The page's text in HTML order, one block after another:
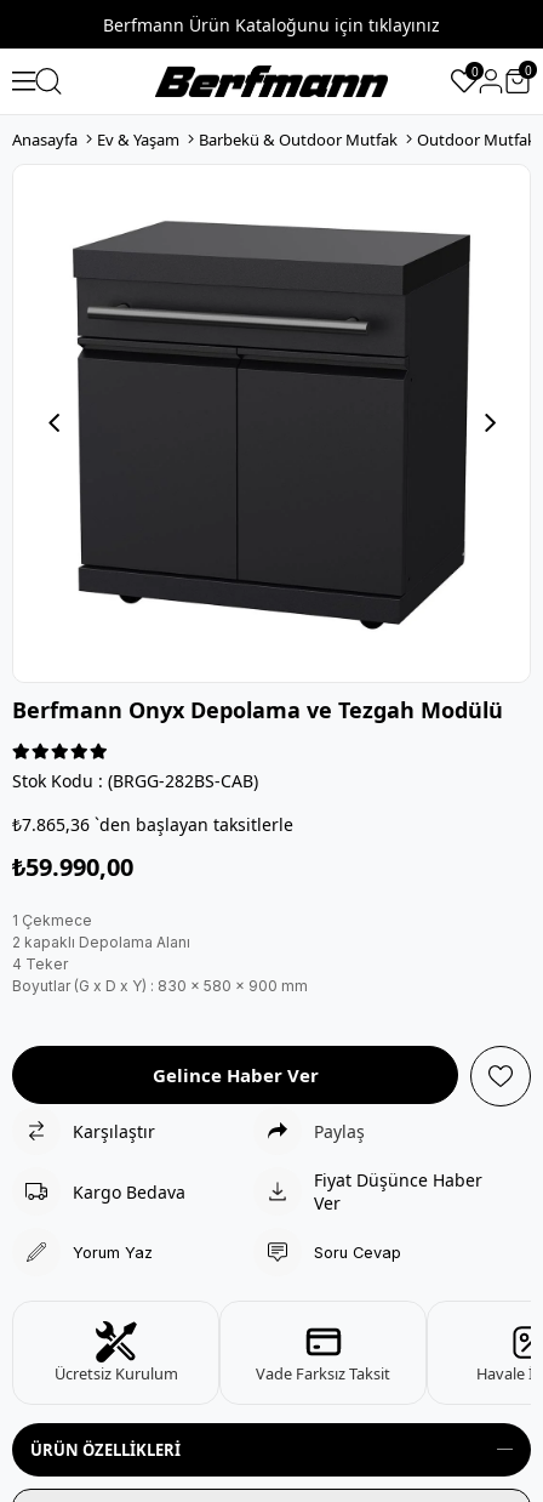
Berfmann Ürün Kataloğunu için tıklayınız
0 0
Anasayfa Ev & Yaşam Barbekü & Outdoor Mutfak Outdoor Mutfak
Berfmann Onyx Depolama ve Tezgah Modülü
Stok Kodu
(BRGG-282BS-CAB)
₺7.865,36 `den başlayan taksitlerle
₺59.990,00
1 Çekmece
2 kapaklı Depolama Alanı
4 Teker
Boyutlar (G x D x Y) : 830 x 580 x 900 mm
Gelince Haber Ver
Karşılaştır Paylaş
Kargo Bedava
Fiyat Düşünce Haber
Ver
Yorum Yaz Soru Cevap
Ücretsiz Kurulum Vade Farksız Taksit Havale
ÜRÜN ÖZELLIKLERI